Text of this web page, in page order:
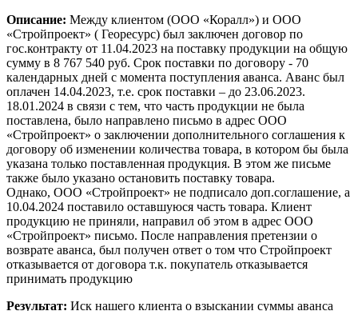
Описание: Между клиентом (ООО «Коралл») и ООО
«Стройпроект» ( Георесурс) был заключен договор по
гос.контракту от 11.04.2023 на поставку продукции на общую
сумму в 8 767 540 руб. Срок поставки по договору - 70
календарных дней с момента поступления аванса. Аванс был
оплачен 14.04.2023, т.е. срок поставки – до 23.06.2023.
18.01.2024 в связи с тем, что часть продукции не была
поставлена, было направлено письмо в адрес ООО
«Стройпроект» о заключении дополнительного соглашения к
договору об изменении количества товара, в котором бы была
указана только поставленная продукция. В этом же письме
также было указано остановить поставку товара.
Однако, ООО «Стройпроект» не подписало доп.соглашение, а
10.04.2024 поставило оставшуюся часть товара. Клиент
продукцию не приняли, направил об этом в адрес ООО
«Стройпроект» письмо. После направления претензии о
возврате аванса, был получен ответ о том что Стройпроект
отказывается от договора т.к. покупатель отказывается
принимать продукцию
Результат: Иск нашего клиента о взыскании суммы аванса